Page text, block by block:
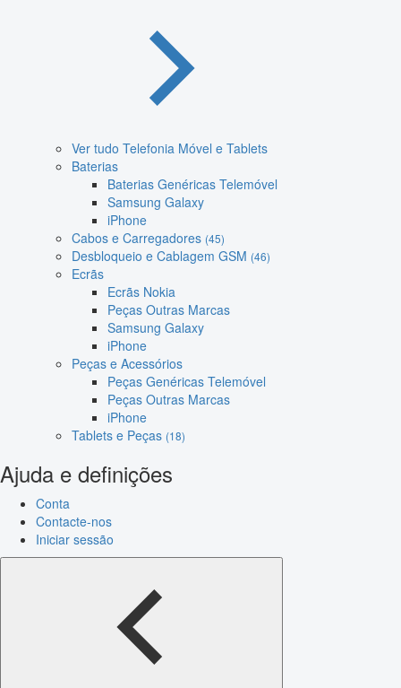
Ver tudo Telefonia Móvel e Tablets
Baterias
Baterias Genéricas Telemóvel
Samsung Galaxy
iPhone
Cabos e Carregadores (45)
Desbloqueio e Cablagem GSM (46)
Ecrãs
Ecrãs Nokia
Peças Outras Marcas
Samsung Galaxy
iPhone
Peças e Acessórios
Peças Genéricas Telemóvel
Peças Outras Marcas
iPhone
Tablets e Peças (18)
Ajuda e definições
Conta
Contacte-nos
Iniciar sessão